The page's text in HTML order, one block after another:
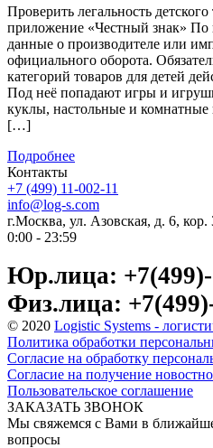
Проверить легальность
приложение «Честный знак»
данные о производителе или
официального оборота.
категорий товаров для детей
Под неё попадают игры и
куклы, настольные и
[…]
Подробнее
Контакты
+7 (499) 11-002-11
info@log-s.com
г.Москва, ул. Азовская, д. 6, кор.
0:00 - 23:59
Юр.лица: +7(499)-
Физ.лица:
© 2020 Logistic Systems -
Политика обработки
Согласие на обработку
Согласие на получение
Пользовательское соглашение
ЗАКАЗАТЬ ЗВОНОК
Мы свяжемся с Вами в
вопросы